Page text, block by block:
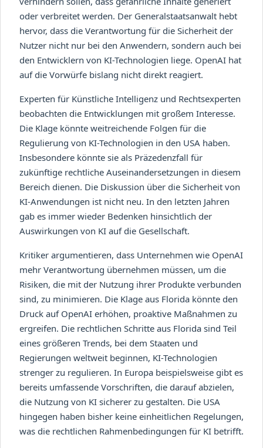
oder verbreitet werden. Der Generalstaatsanwalt hebt
hervor, dass die Verantwortung für die Sicherheit der
Nutzer nicht nur bei den Anwendern, sondern auch bei
den Entwicklern von KI-Technologien liege. OpenAI hat
auf die Vorwürfe bislang nicht direkt reagiert.
Experten für Künstliche Intelligenz und Rechtsexperten
beobachten die Entwicklungen mit großem Interesse.
Die Klage könnte weitreichende Folgen für die
Regulierung von KI-Technologien in den USA haben.
Insbesondere könnte sie als Präzedenzfall für
zukünftige rechtliche Auseinandersetzungen in diesem
Bereich dienen. Die Diskussion über die Sicherheit von
KI-Anwendungen ist nicht neu. In den letzten Jahren
gab es immer wieder Bedenken hinsichtlich der
Auswirkungen von KI auf die Gesellschaft.
Kritiker argumentieren, dass Unternehmen wie OpenAI
mehr Verantwortung übernehmen müssen, um die
Risiken, die mit der Nutzung ihrer Produkte verbunden
sind, zu minimieren. Die Klage aus Florida könnte den
Druck auf OpenAI erhöhen, proaktive Maßnahmen zu
ergreifen. Die rechtlichen Schritte aus Florida sind Teil
eines größeren Trends, bei dem Staaten und
Regierungen weltweit beginnen, KI-Technologien
strenger zu regulieren. In Europa beispielsweise gibt es
bereits umfassende Vorschriften, die darauf abzielen,
die Nutzung von KI sicherer zu gestalten. Die USA
hingegen haben bisher keine einheitlichen Regelungen,
was die rechtlichen Rahmenbedingungen für KI betrifft.